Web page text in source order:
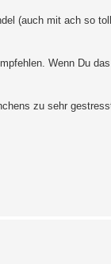
(auch mit ach so
Wenn Du
zu sehr